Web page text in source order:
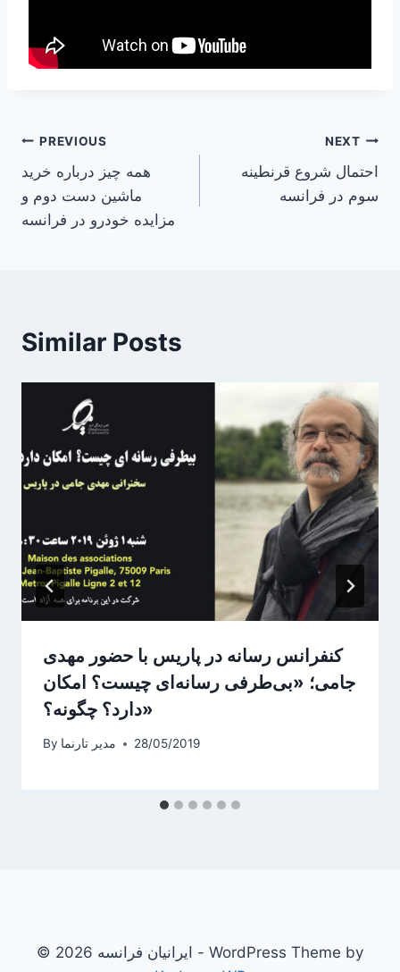
Post
navigation
PREVIOUS
همه چیز درباره خرید
ماشین دست دوم و
مزایده خودرو در فرانسه
NEXT
احتمال شروع قرنطینه
سوم در فرانسه
Similar Posts
کنفرانس رسانه در پاریس با حضور مهدی
جامی؛ «بی‌طرفی رسانه‌ای چیست؟ امکان
دارد؟ چگونه؟»
By مدیر تارنما 28/05/2019
© 2026 ایرانیان فرانسه - WordPress Theme by